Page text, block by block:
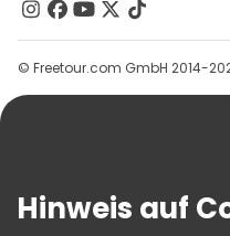
Kontakt
Gruppen
Hilfe
AGB Und Rechtliches
© Freetour.com GmbH 2014-
Hinweis auf